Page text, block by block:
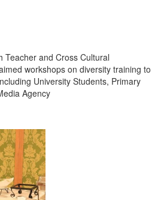
Teacher and Cross Cultural
workshops on diversity training to
University Students, Primary
Agency